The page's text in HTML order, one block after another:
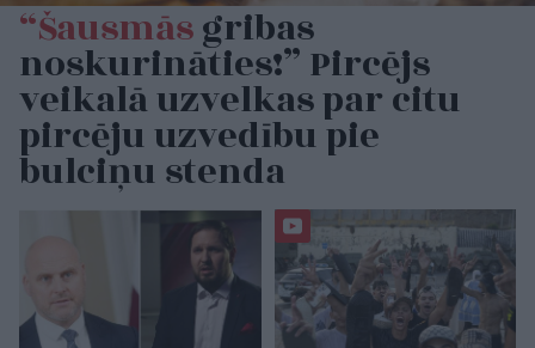
“Šausmāsgribas
noskurināties!” Pircējs
veikalā uzvelkas par citu
pircēju uzvedību pie
bulciņu stenda